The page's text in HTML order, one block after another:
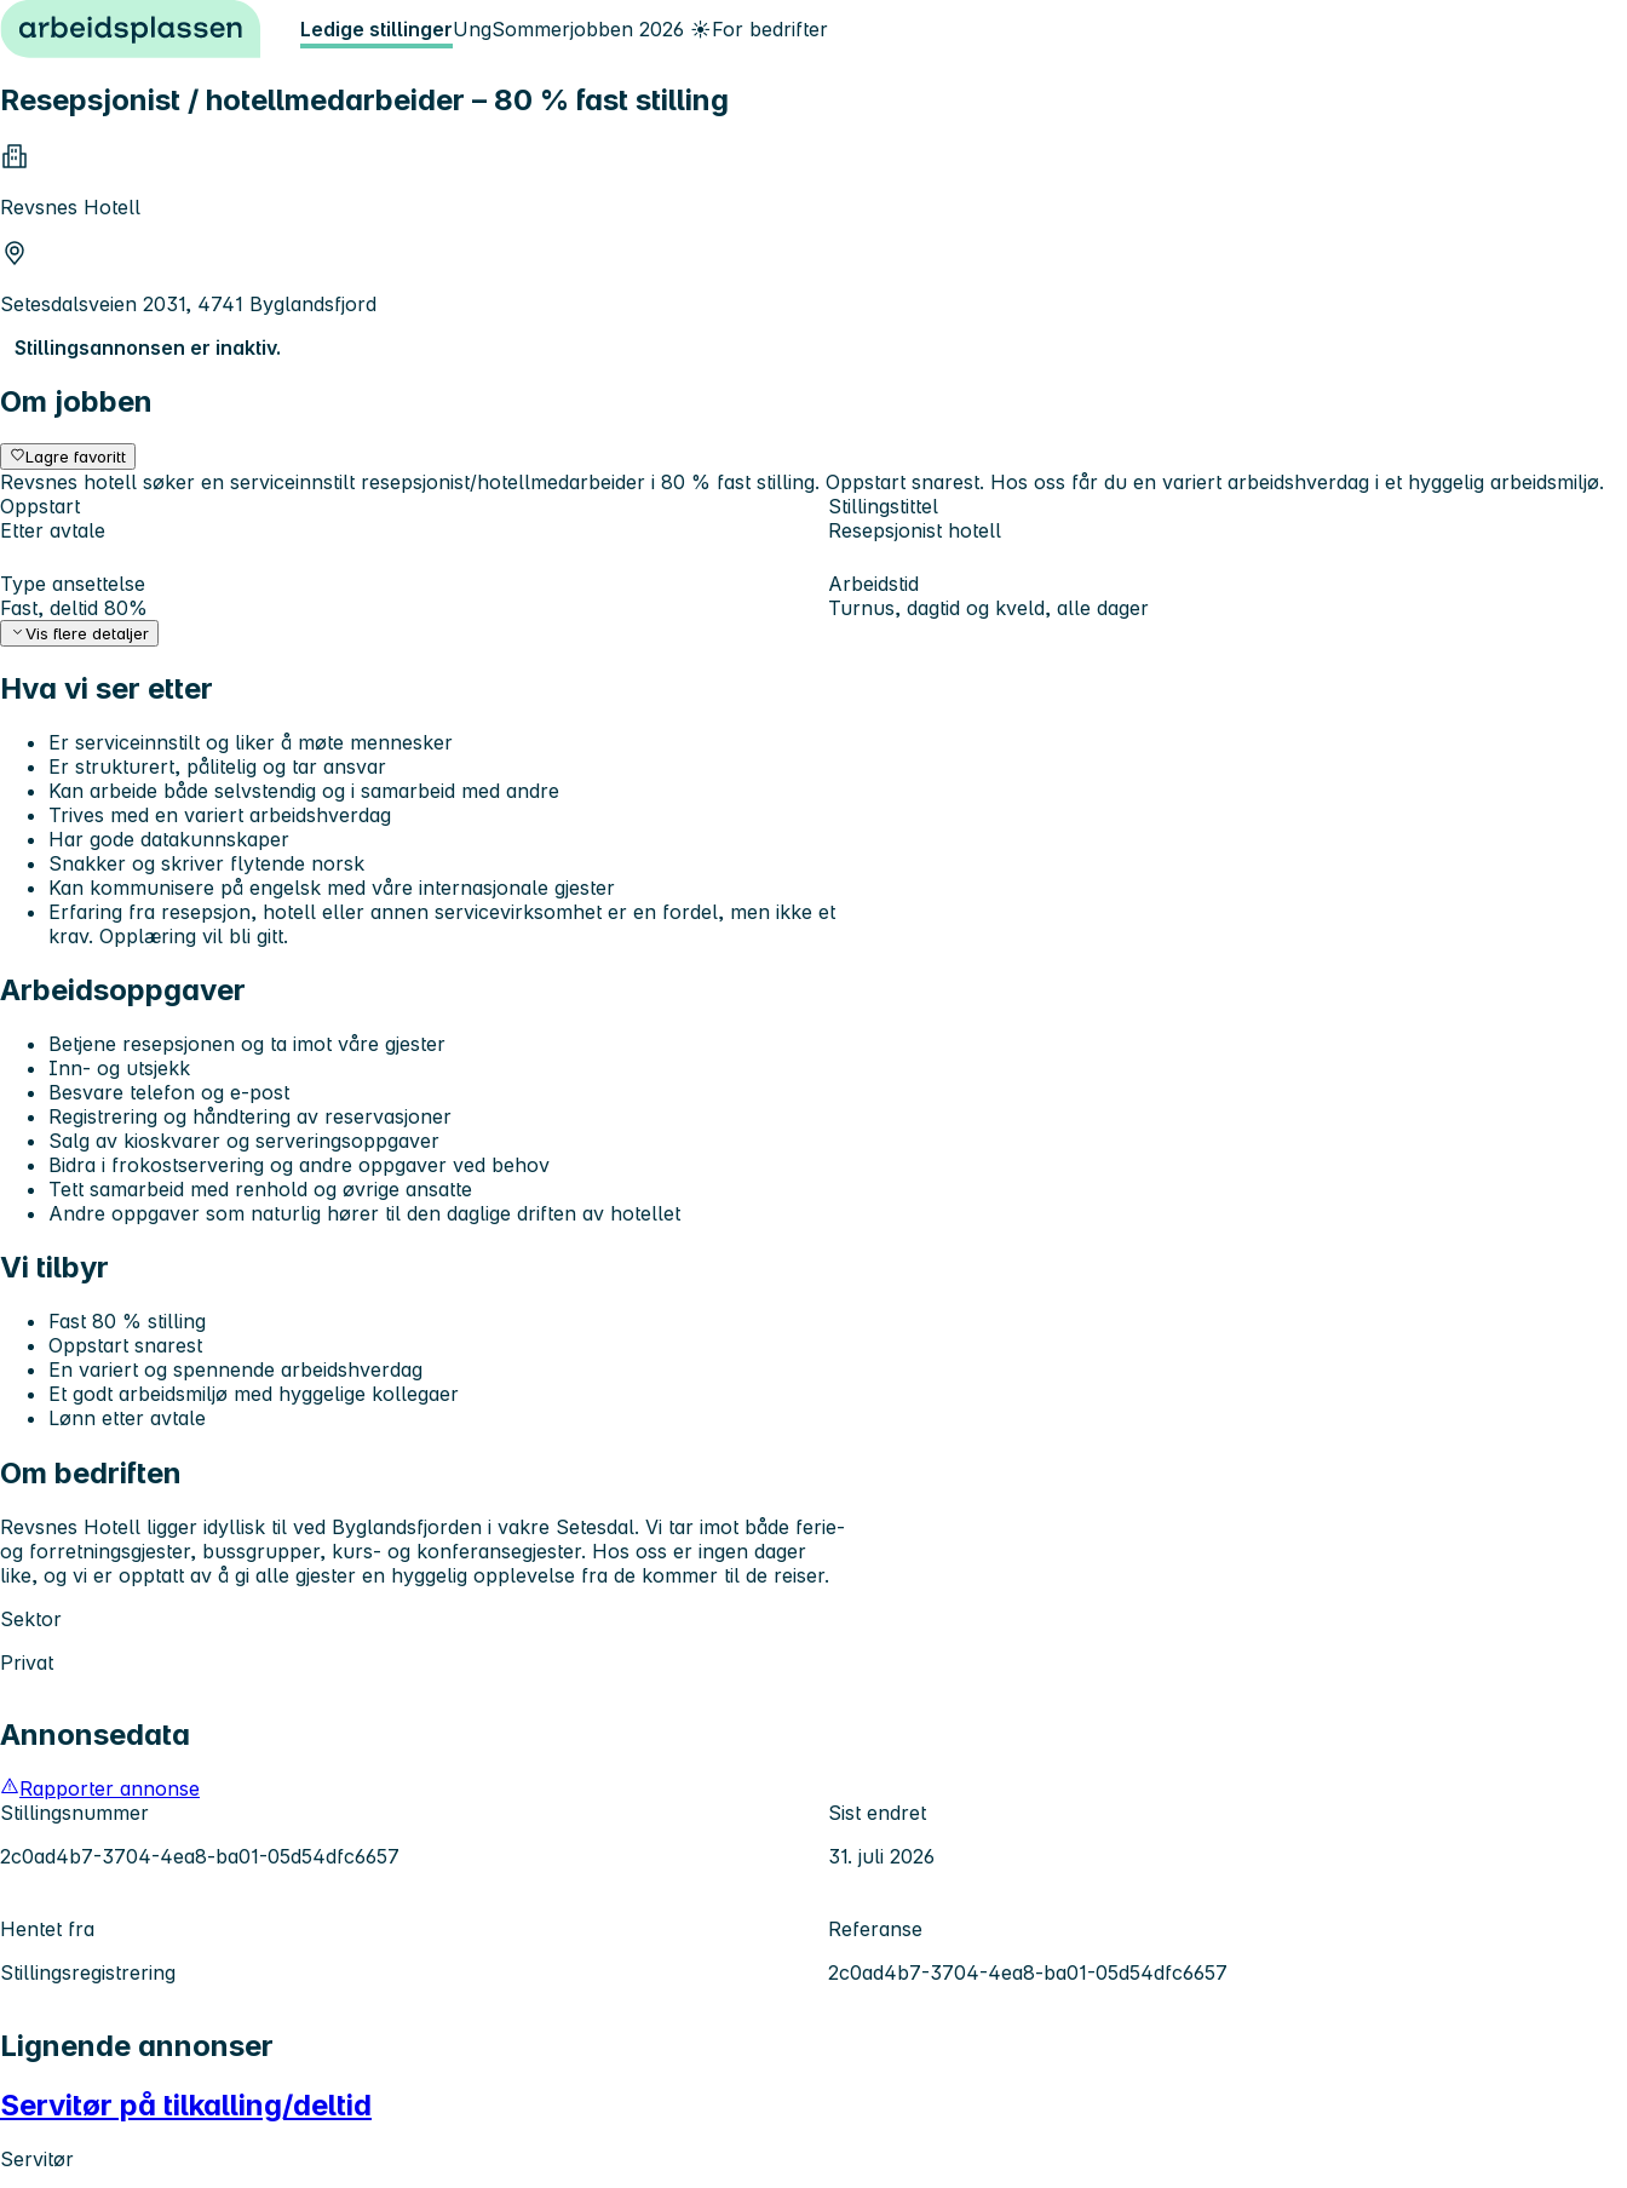
Hopp til innhold Ledige stillingerUngSommerjobben 2026 ☀️For bedrifter
Resepsjonist / hotellmedarbeider – 80 % fast stilling
Revsnes Hotell
Setesdalsveien 2031, 4741 Byglandsfjord
Stillingsannonsen er inaktiv.
Om jobben
Lagre favoritt
Revsnes hotell søker en serviceinnstilt resepsjonist/hotellmedarbeider i 80 % fast stilling. Oppstart snarest. Hos oss får du en variert arbeidshverdag i et hyggelig arbeidsmiljø.
Oppstart
Etter avtale
Stillingstittel
Resepsjonist hotell
Type ansettelse
Fast, deltid 80%
Arbeidstid
Turnus, dagtid og kveld, alle dager
Vis flere detaljer
Hva vi ser etter
Er serviceinnstilt og liker å møte mennesker
Er strukturert, pålitelig og tar ansvar
Kan arbeide både selvstendig og i samarbeid med andre
Trives med en variert arbeidshverdag
Har gode datakunnskaper
Snakker og skriver flytende norsk
Kan kommunisere på engelsk med våre internasjonale gjester
Erfaring fra resepsjon, hotell eller annen servicevirksomhet er en fordel, men ikke et
krav. Opplæring vil bli gitt.
Arbeidsoppgaver
Betjene resepsjonen og ta imot våre gjester
Inn- og utsjekk
Besvare telefon og e-post
Registrering og håndtering av reservasjoner
Salg av kioskvarer og serveringsoppgaver
Bidra i frokostservering og andre oppgaver ved behov
Tett samarbeid med renhold og øvrige ansatte
Andre oppgaver som naturlig hører til den daglige driften av hotellet
Vi tilbyr
Fast 80 % stilling
Oppstart snarest
En variert og spennende arbeidshverdag
Et godt arbeidsmiljø med hyggelige kollegaer
Lønn etter avtale
Om bedriften
Revsnes Hotell ligger idyllisk til ved Byglandsfjorden i vakre Setesdal. Vi tar imot både ferie-
og forretningsgjester, bussgrupper, kurs- og konferansegjester. Hos oss er ingen dager
like, og vi er opptatt av å gi alle gjester en hyggelig opplevelse fra de kommer til de reiser.
Sektor
Privat
Annonsedata
Rapporter annonse
Stillingsnummer
2c0ad4b7-3704-4ea8-ba01-05d54dfc6657
Sist endret
31. juli 2026
Hentet fra
Stillingsregistrering
Referanse
2c0ad4b7-3704-4ea8-ba01-05d54dfc6657
Lignende annonser
Servitør på tilkalling/deltid
Servitør